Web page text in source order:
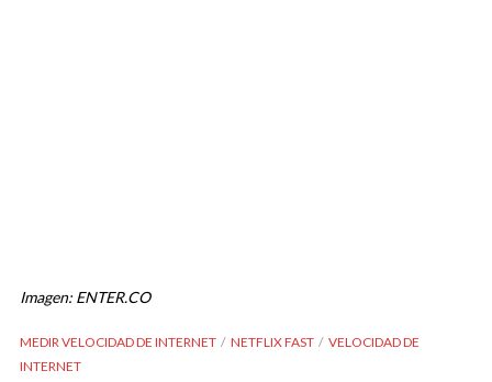
Imagen: ENTER.CO
MEDIR VELOCIDAD DE INTERNET NETFLIX FAST
VELOCIDAD DE
INTERNET